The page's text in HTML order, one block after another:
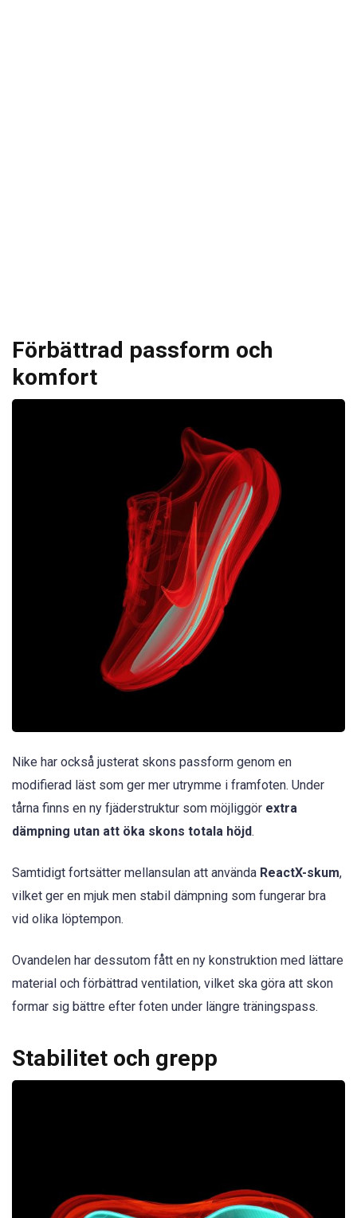
Förbättrad passform och
komfort
Nike har också justerat skons passform genom en
modifierad läst som ger mer utrymme i framfoten. Under
tårna finns en ny fjäderstruktur som möjliggör extra
dämpning utan att öka skons totala höjd.
Samtidigt fortsätter mellansulan att använda ReactX-skum,
vilket ger en mjuk men stabil dämpning som fungerar bra
vid olika löptempon.
Ovandelen har dessutom fått en ny konstruktion med lättare
material och förbättrad ventilation, vilket ska göra att skon
formar sig bättre efter foten under längre träningspass.
Stabilitet och grepp